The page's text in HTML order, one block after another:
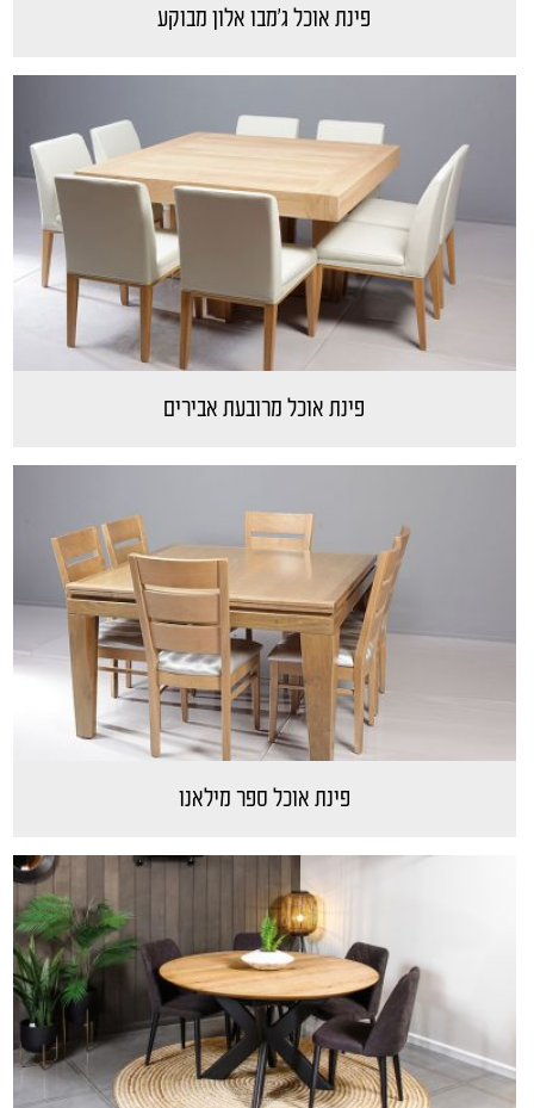
פינת אוכל ג'מבו אלון מבוקע
פינת אוכל מרובעת אבירים
פינת אוכל ספר מילאנו